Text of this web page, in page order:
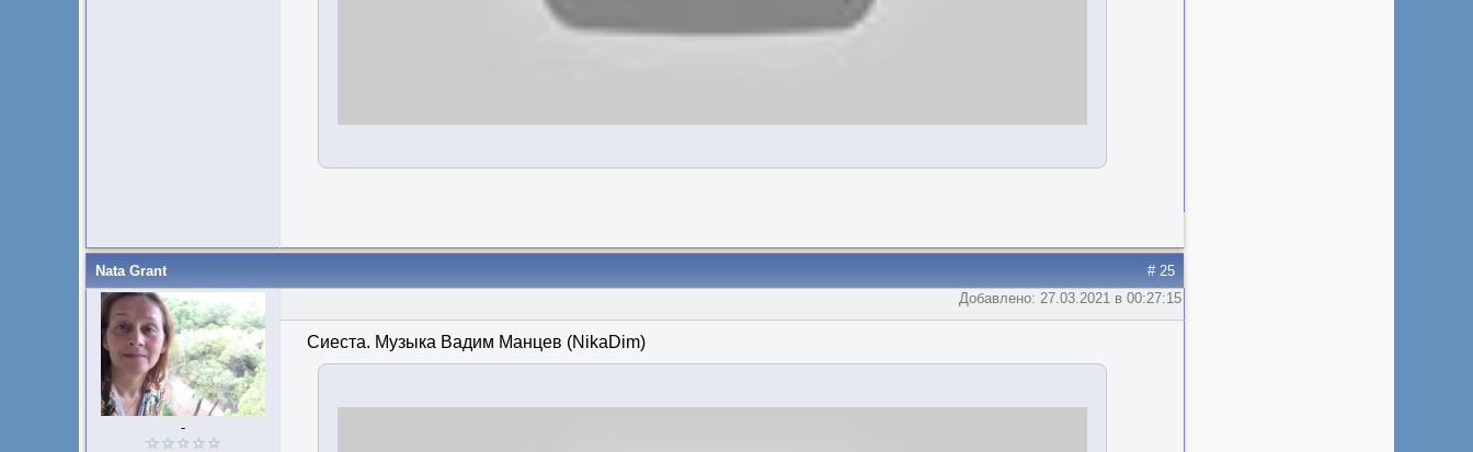
Nata Grant # 25
-
Добавлено: 27.03.2021 в 00:27:15
Сиеста. Музыка Вадим Манцев (NikaDim)